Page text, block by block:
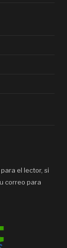
el lector, si
correo para